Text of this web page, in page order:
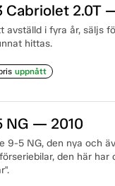
Cabriolet 2.0T
avställd i fyra år, säljs
hittas.
uppnått
NG — 2010
9-5 NG, den nya och
den här